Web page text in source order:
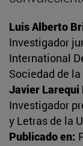
Luis Alberto
Investigador
International
Sociedad de
Javier Larequi
Investigador
y Letras de la
Publicado en: